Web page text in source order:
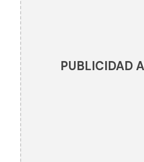
PUBLICIDAD